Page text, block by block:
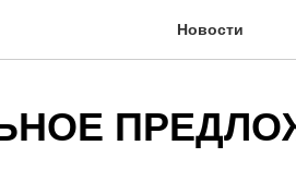
Новости